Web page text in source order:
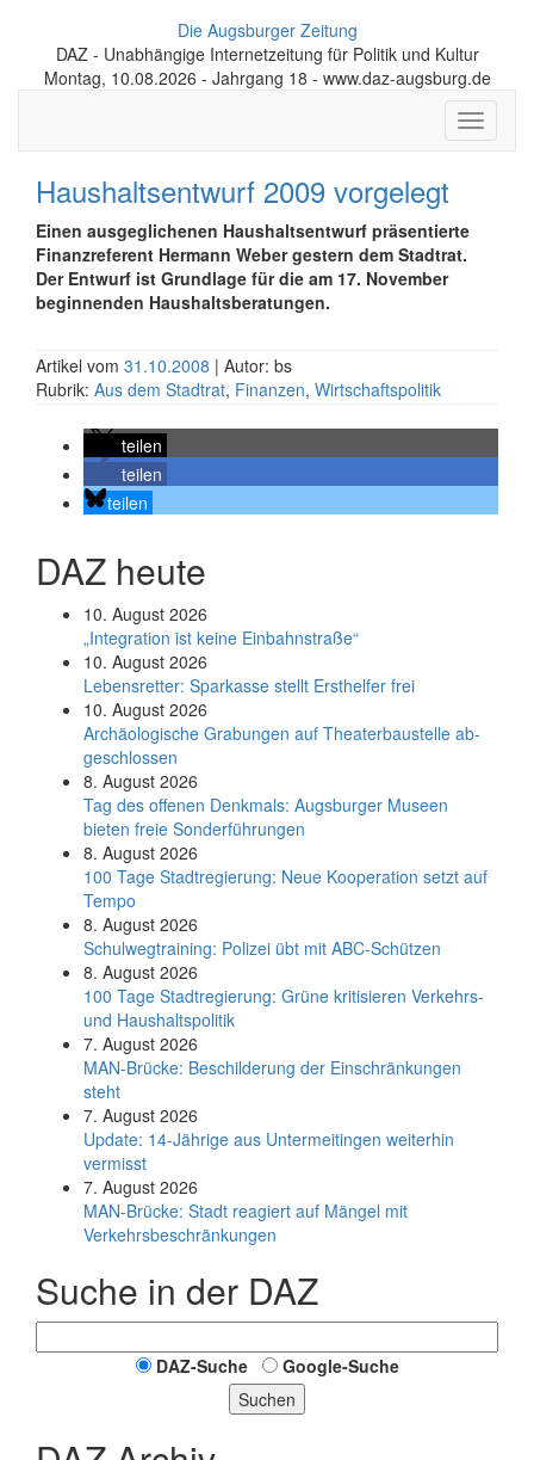
Die Augsburger Zeitung
DAZ - Unabhängige Internetzeitung für Politik und Kultur
Montag, 10.08.2026 - Jahrgang 18 - www.daz-augsburg.de
Toggle
Haushaltsentwurf 2009 vorgelegt
Einen ausgeglichenen Haushaltsentwurf präsentierte
Finanzreferent Hermann Weber gestern dem Stadtrat.
Der Entwurf ist Grundlage für die am 17. November
beginnenden Haushaltsberatungen.
Artikel vom 31.10.2008 | Autor: bs
Rubrik: Aus dem Stadtrat, Finanzen, Wirtschaftspolitik
teilen
teilen
teilen
DAZ heute
10. August 2026
„Integration ist keine Einbahnstraße“
10. August 2026
Le­bens­ret­ter: Spar­kas­se stellt Erst­hel­fer frei
10. August 2026
Ar­chäo­lo­gi­sche Gra­bun­gen auf Thea­ter­bau­stel­le ab­
ge­schlos­sen
8. August 2026
Tag des offenen Denkmals: Augsburger Museen
bieten freie Sonderführungen
8. August 2026
100 Tage Stadtregierung: Neue Kooperation setzt auf
Tempo
8. August 2026
Schul­weg­trai­ning: Poli­zei übt mit ABC-Schüt­zen
8. August 2026
100 Tage Stadtregierung: Grüne kritisieren Verkehrs-
und Haushaltspolitik
7. August 2026
MAN-Brücke: Beschilderung der Einschränkungen
steht
7. August 2026
Update: 14-Jährige aus Untermeitingen weiterhin
vermisst
7. August 2026
MAN-Brücke: Stadt reagiert auf Mängel mit
Verkehrsbeschränkungen
Suche in der DAZ
DAZ-Suche
Google-Suche
Suchen